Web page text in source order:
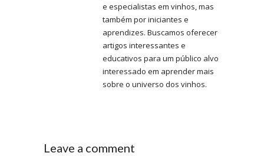
e especialistas em vinhos, mas
também por iniciantes e
aprendizes. Buscamos oferecer
artigos interessantes e
educativos para um público alvo
interessado em aprender mais
sobre o universo dos vinhos.
Leave a comment